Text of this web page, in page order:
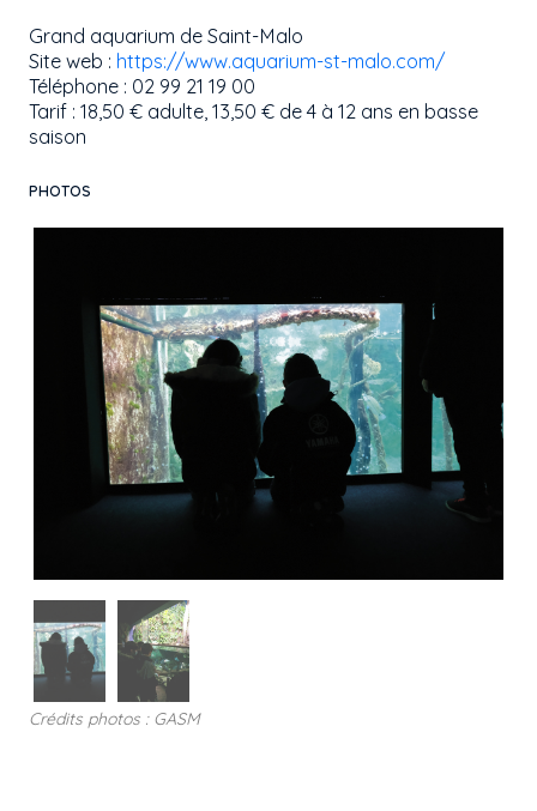
Grand aquarium de Saint-Malo
Site web : https://www.aquarium-st-malo.com/
Téléphone : 02 99 21 19 00
Tarif : 18,50 € adulte, 13,50 € de 4 à 12 ans en basse
saison
PHOTOS
Crédits photos : GASM